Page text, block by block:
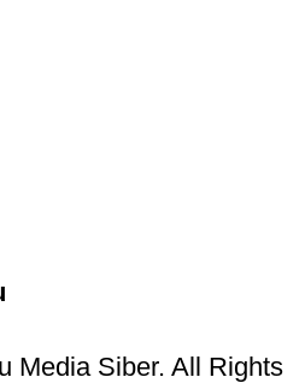
Media Siber. All Rights